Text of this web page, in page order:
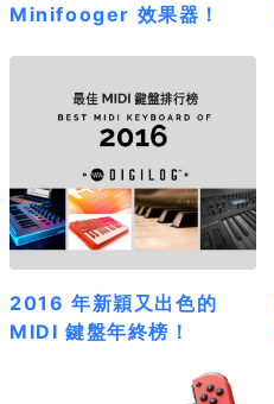
Minifooger 效果器！
2016 年新穎又出色的
MIDI 鍵盤年終榜！